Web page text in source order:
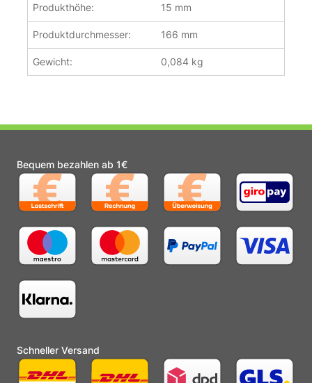
Produkthöhe: 15 mm
Produktdurchmesser: 166 mm
Gewicht: 0,084 kg
Bequem bezahlen ab 1€
Schneller Versand